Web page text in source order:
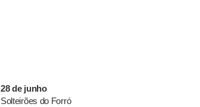
28 de junho
Solteirões do Forró